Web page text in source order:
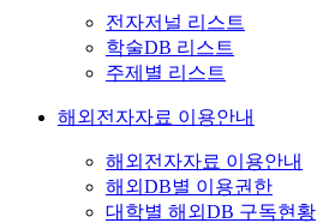
전자저널 리스트
학술DB 리스트
주제별 리스트
해외전자자료 이용안내
해외전자자료 이용안내
해외DB별 이용권한
대학별 해외DB 구독현황